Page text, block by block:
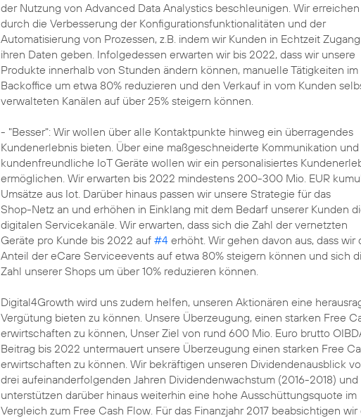
der Nutzung von Advanced Data Analystics beschleunigen. Wir
durch die Verbesserung der Konfigurationsfunktionalitäten und der
Automatisierung von Prozessen, z.B. indem wir Kunden in Echtzeit
ihren Daten geben. Infolgedessen erwarten wir bis 2022, dass wir unsere
Produkte innerhalb von Stunden ändern können, manuelle Tätigkeiten im
Backoffice um etwa 80% reduzieren und den Verkauf in vom Kunden
verwalteten Kanälen auf über 25% steigern können.
- "Besser": Wir wollen über alle Kontaktpunkte hinweg ein überragendes
Kundenerlebnis bieten. Über eine maßgeschneiderte Kommunikation und
kundenfreundliche IoT Geräte wollen wir ein personalisiertes
ermöglichen. Wir erwarten bis 2022 mindestens 200-300 Mio. EUR
Umsätze aus Iot. Darüber hinaus passen wir unsere Strategie für das
Shop-Netz an und erhöhen in Einklang mit dem Bedarf unserer Kunden
digitalen Servicekanäle. Wir erwarten, dass sich die Zahl der vernetzten
Geräte pro Kunde bis 2022 auf #4 erhöht. Wir gehen davon aus, dass wir
Anteil der eCare Serviceevents auf etwa 80% steigern können und sich
Zahl unserer Shops um über 10% reduzieren können.
Digital4Growth wird uns zudem helfen, unseren Aktionären eine
Vergütung bieten zu können. Unsere Überzeugung, einen starken Free
erwirtschaften zu können, Unser Ziel von rund 600 Mio. Euro brutto
Beitrag bis 2022 untermauert unsere Überzeugung einen starken Free
erwirtschaften zu können. Wir bekräftigen unseren Dividendenausblick
drei aufeinanderfolgenden Jahren Dividendenwachstum (2016-2018) und
unterstützen darüber hinaus weiterhin eine hohe Ausschüttungsquote im
Vergleich zum Free Cash Flow. Für das Finanzjahr 2017 beabsichtigen wir